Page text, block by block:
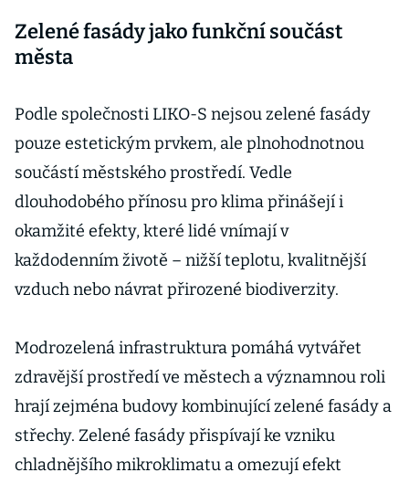
Zelené fasády jako funkční součást
města
Podle společnosti LIKO-S nejsou zelené fasády
pouze estetickým prvkem, ale plnohodnotnou
součástí městského prostředí. Vedle
dlouhodobého přínosu pro klima přinášejí i
okamžité efekty, které lidé vnímají v
každodenním životě – nižší teplotu, kvalitnější
vzduch nebo návrat přirozené biodiverzity.
Modrozelená infrastruktura pomáhá vytvářet
zdravější prostředí ve městech a významnou roli
hrají zejména budovy kombinující zelené fasády a
střechy. Zelené fasády přispívají ke vzniku
chladnějšího mikroklimatu a omezují efekt